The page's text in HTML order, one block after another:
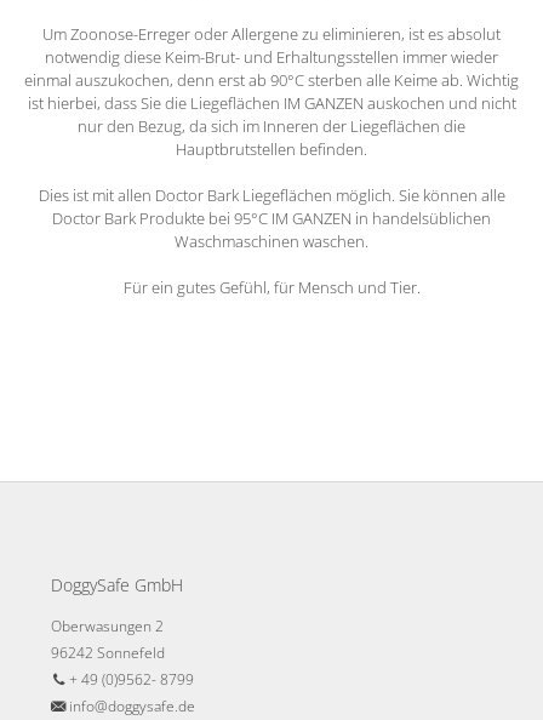
Um Zoonose-Erreger oder Allergene zu eliminieren, ist es absolut
notwendig diese Keim-Brut- und Erhaltungsstellen immer wieder
einmal auszukochen, denn erst ab 90°C sterben alle Keime ab. Wichtig
ist hierbei, dass Sie die Liegeflächen IM GANZEN auskochen und nicht
nur den Bezug, da sich im Inneren der Liegeflächen die
Hauptbrutstellen befinden.
Dies ist mit allen Doctor Bark Liegeflächen möglich. Sie können alle
Doctor Bark Produkte bei 95°C IM GANZEN in handelsüblichen
Waschmaschinen waschen.
Für ein gutes Gefühl, für Mensch und Tier.
DoggySafe GmbH
Oberwasungen 2
96242 Sonnefeld
+ 49 (0)9562- 8799
info@doggysafe.de